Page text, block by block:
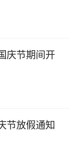
庆节期间开
节放假通知